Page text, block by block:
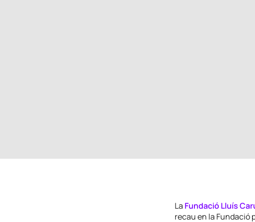
La Fundació Lluís
recau en la Fundació